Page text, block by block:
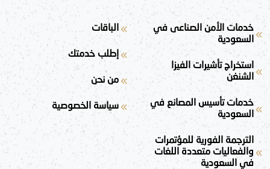
خدمات الأمن الصناعى في
السعودية
استخراج تأشيرات الفيزا
الشنغن
خدمات تأسيس المصانع في
السعودية
الترجمة الفورية للمؤتمرات
والفعاليات متعددة اللغات
في السعودية
الباقات
إطلب خدمتك
من نحن
سياسة الخصوصية